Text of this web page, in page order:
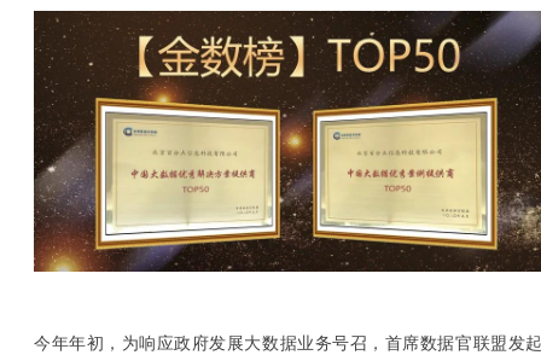
今年年初，为响应政府发展大数据业务号召，首席数据官联盟发